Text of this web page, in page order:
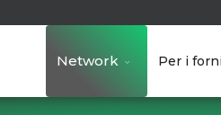
Network Per i